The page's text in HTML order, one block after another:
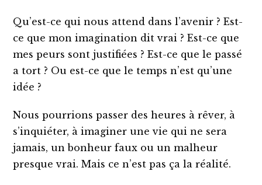
Qu’est-ce qui nous attend dans l’avenir ? Est-
ce que mon imagination dit vrai ? Est-ce que
mes peurs sont justifiées ? Est-ce que le passé
a tort ? Ou est-ce que le temps n’est qu’une
idée ?
Nous pourrions passer des heures à rêver, à
s’inquiéter, à imaginer une vie qui ne sera
jamais, un bonheur faux ou un malheur
presque vrai. Mais ce n’est pas ça la réalité.